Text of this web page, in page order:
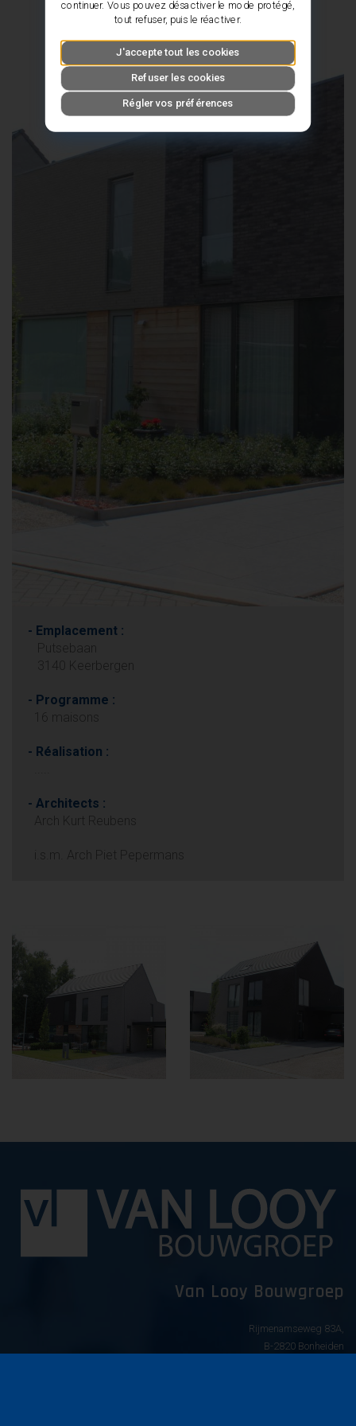
- Emplacement :
Putsebaan
3140 Keerbergen
- Programme :
16 maisons
- Réalisation :
- Architects :
Arch Kurt Reubens
i.s.m. Arch Piet Pepermans
Van Looy Bouwgroep
Rijmenamseweg 83A,
B-2820 Bonheiden
continuer. Vous pouvez désactiver le mode protégé,
tout refuser, puis le réactiver.
J'accepte tout les cookies
Refuser les cookies
Régler vos préférences